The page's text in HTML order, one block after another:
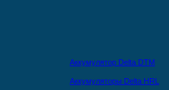
Аккумулятор Delta DTМ
Аккумуляторы Delta HRL